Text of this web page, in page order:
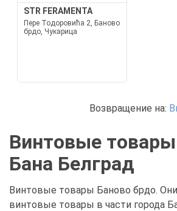
STR FERAMENTA
Пере Тодоровића 2, Баново
брдо, Чукарица
Возвращение на:
Винтовые
Бана Белград
Винтовые товары Баново брдо.
винтовые товары в части города